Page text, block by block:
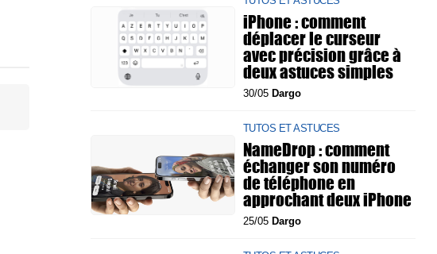
iPhone : comment
déplacer le curseur
avec précision grâce à
deux astuces simples
30/05 Dargo
TUTOS ET ASTUCES
NameDrop : comment
échanger son numéro
de téléphone en
approchant deux iPhone
25/05 Dargo